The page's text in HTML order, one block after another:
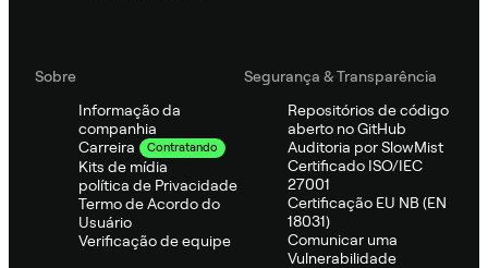
Sobre
Informação da
companhia
Carreira
Contratando
Kits de mídia
política de Privacidade
Termo de Acordo do
Usuário
Verificação de equipe
Segurança & Transparência
Repositórios de código
aberto no GitHub
Auditoria por SlowMist
Certificado ISO/IEC
27001
Certificação EU NB (EN
18031)
Comunicar uma
Vulnerabilidade